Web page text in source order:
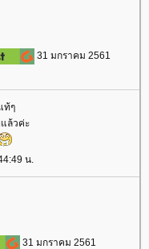
31 มกราคม 2561
ท้ๆ
ล้วค่ะ
น.
31 มกราคม 2561